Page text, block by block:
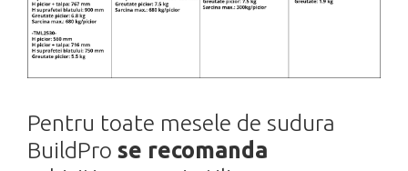
Pentru toate mesele de sudura
BuildPro se recomanda